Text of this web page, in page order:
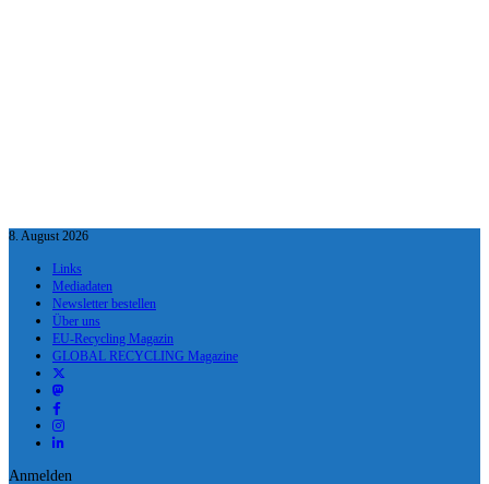
8. August 2026
Links
Mediadaten
Newsletter bestellen
Über uns
EU-Recycling Magazin
GLOBAL RECYCLING Magazine
Anmelden